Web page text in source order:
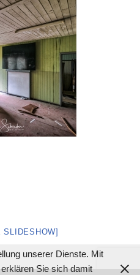
unserer Dienste. Mit
Sie sich damit